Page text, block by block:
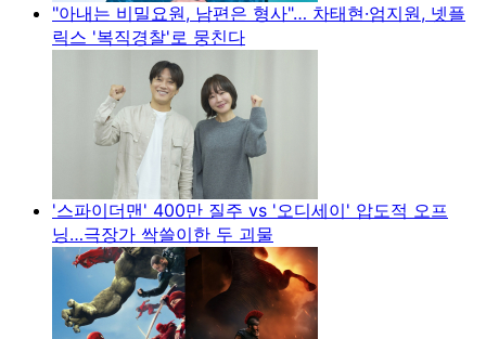
"아내는 비밀요원, 남편은 형사"… 차태현·엄지원, 넷플
릭스 '복직경찰'로 뭉친다
'스파이더맨' 400만 질주 vs '오디세이' 압도적 오프
닝…극장가 싹쓸이한 두 괴물